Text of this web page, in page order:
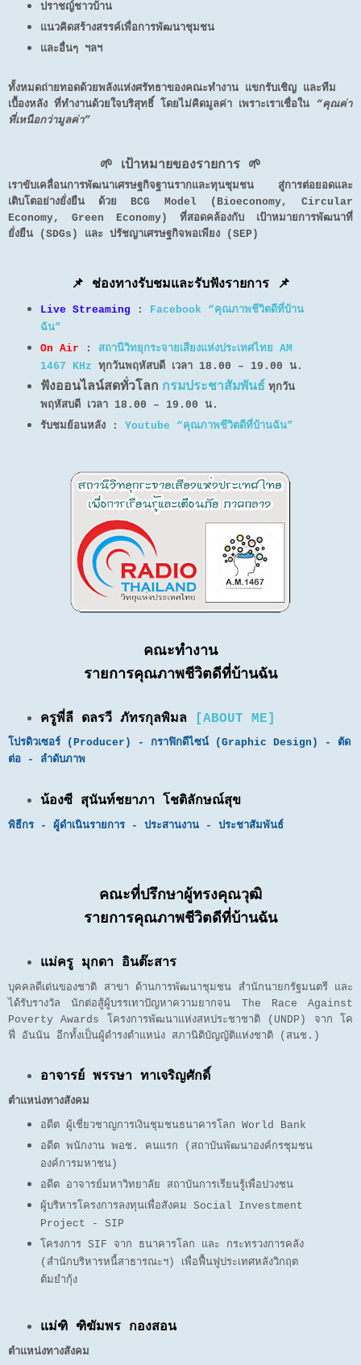
ปราชญ์ชาวบ้าน
แนวคิดสร้างสรรค์เพื่อการพัฒนาชุมชน
และอื่นๆ ฯลฯ
ทั้งหมดถ่ายทอดด้วยพลังแห่งศรัทธาของคณะทำงาน แขกรับเชิญ และทีม
เบื้องหลัง ที่ทำงานด้วยใจบริสุทธิ์ โดยไม่คิดมูลค่า เพราะเราเชื่อใน “คุณค่า
ที่เหนือกว่ามูลค่า”
🌱 เป้าหมายของรายการ 🌱
เราขับเคลื่อนการพัฒนาเศรษฐกิจฐานรากและทุนชุมชน สู่การต่อยอดและ
เติบโตอย่างยั่งยืน ด้วย BCG Model (Bioeconomy, Circular
Economy, Green Economy) ที่สอดคล้องกับ เป้าหมายการพัฒนาที่
ยั่งยืน (SDGs) และ ปรัชญาเศรษฐกิจพอเพียง (SEP)
📌 ช่องทางรับชมและรับฟังรายการ 📌
Live Streaming : Facebook “คุณภาพชีวิตดีที่บ้าน
ฉัน”
On Air : สถานีวิทยุกระจายเสียงแห่งประเทศไทย AM
1467 KHz ทุกวันพฤหัสบดี เวลา 18.00 – 19.00 น.
ฟังออนไลน์สดทั่วโลก กรมประชาสัมพันธ์ ทุกวัน
พฤหัสบดี เวลา 18.00 – 19.00 น.
รับชมย้อนหลัง : Youtube “คุณภาพชีวิตดีที่บ้านฉัน”
คณะทำงาน
รายการคุณภาพชีวิตดีที่บ้านฉัน
ครูพี่ลี ดลรวี ภัทรกุลพิมล [ABOUT ME]
โปรดิวเซอร์ (Producer) - กราฟิกดีไซน์ (Graphic Design) - ตัด
ต่อ - ลำดับภาพ
น้องซี สุนันท์ชยาภา โชติลักษณ์สุข
พิธีกร - ผู้ดำเนินรายการ - ประสานงาน - ประชาสัมพันธ์
คณะที่ปรึกษาผู้ทรงคุณวุฒิ
รายการคุณภาพชีวิตดีที่บ้านฉัน
แม่ครู มุกดา อินต๊ะสาร
บุคคลดีเด่นของชาติ สาขา ด้านการพัฒนาชุมชน สำนักนายกรัฐมนตรี และ
ได้รับรางวัล นักต่อสู้ผู้บรรเทาปัญหาความยากจน The Race Against
Poverty Awards โครงการพัฒนาแห่งสหประชาชาติ (UNDP) จาก โค
ฟี่ อันนัน อีกทั้งเป็นผู้ดำรงตำแหน่ง สภานิติบัญญัติแห่งชาติ (สนช.)
อาจารย์ พรรษา ทาเจริญศักดิ์
ตำแหน่งทางสังคม
อดีต ผู้เชี่ยวชาญการเงินชุมชนธนาคารโลก World Bank
อดีต พนักงาน พอช. คนแรก (สถาบันพัฒนาองค์กรชุมชน
องค์การมหาชน)
อดีต อาจารย์มหาวิทยาลัย สถาบันการเรียนรู้เพื่อปวงชน
ผู้บริหารโครงการลงทุนเพื่อสังคม Social Investment
Project - SIP
โครงการ SIF จาก ธนาคารโลก และ กระทรวงการคลัง
(สำนักบริหารหนี้สาธารณะฯ) เพื่อฟื้นฟูประเทศหลังวิกฤต
ต้มยำกุ้ง
แม่ฑิ ฑิฆัมพร กองสอน
ตำแหน่งทางสังคม